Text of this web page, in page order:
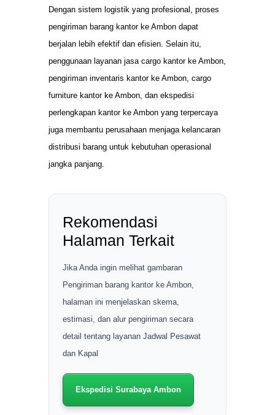
Dengan sistem logistik yang profesional, proses
pengiriman barang kantor ke Ambon dapat
berjalan lebih efektif dan efisien. Selain itu,
penggunaan layanan jasa cargo kantor ke Ambon,
pengiriman inventaris kantor ke Ambon, cargo
furniture kantor ke Ambon, dan ekspedisi
perlengkapan kantor ke Ambon yang terpercaya
juga membantu perusahaan menjaga kelancaran
distribusi barang untuk kebutuhan operasional
jangka panjang.
Rekomendasi
Halaman Terkait
Jika Anda ingin melihat gambaran
Pengiriman barang kantor ke Ambon,
halaman ini menjelaskan skema,
estimasi, dan alur pengiriman secara
detail tentang layanan Jadwal Pesawat
dan Kapal
Ekspedisi Surabaya Ambon